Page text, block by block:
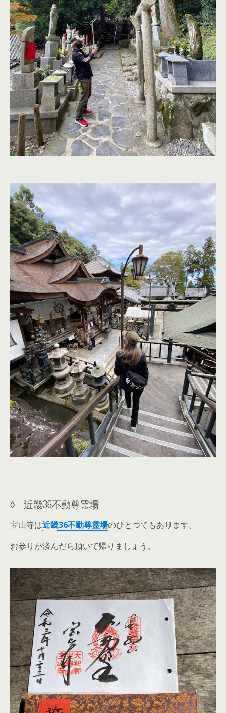
◊ 近畿36不動尊霊場
宝山寺は近畿36不動尊霊場のひとつでもあります。
お参りが済んだら頂いて帰りましょう。